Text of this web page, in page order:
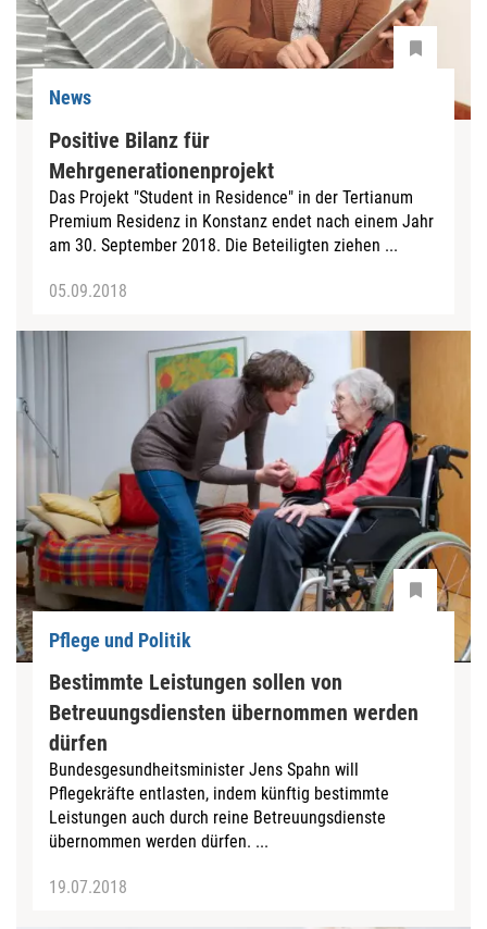
News
Positive Bilanz für
Mehrgenerationenprojekt
Das Projekt "Student in Residence" in der Tertianum
Premium Residenz in Konstanz endet nach einem Jahr
am 30. September 2018. Die Beteiligten ziehen ...
05.09.2018
Pflege und Politik
Bestimmte Leistungen sollen von
Betreuungsdiensten übernommen werden
dürfen
Bundesgesundheitsminister Jens Spahn will
Pflegekräfte entlasten, indem künftig bestimmte
Leistungen auch durch reine Betreuungsdienste
übernommen werden dürfen. ...
19.07.2018